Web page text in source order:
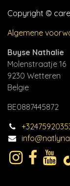
Copyright ©
Algemene
Buyse Nathalie
Molenstraatje 16
9230 Wetteren
Belgie
BE0887445872